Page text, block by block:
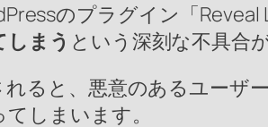
のプラグイン「
まう という深刻な不具合
れると、悪意のあるユーザ
しまいます。